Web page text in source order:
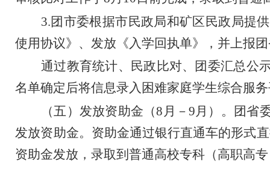
3.团市委根据市民政局和矿区民政局提
使用协议》、发放《入学回执单》，并上报
通过教育统计、民政比对、团委汇总公
名单确定后将信息录入困难家庭学生综合服
（五）发放资助金（8 月 － 9月）。
团省
发放资助金。资助金通过银行直通车的形式
资助金发放，录取到普通高校专科（高职高